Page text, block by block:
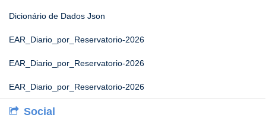
Dicionário de Dados Json
EAR_Diario_por_Reservatorio-2026
EAR_Diario_por_Reservatorio-2026
EAR_Diario_por_Reservatorio-2026
Social